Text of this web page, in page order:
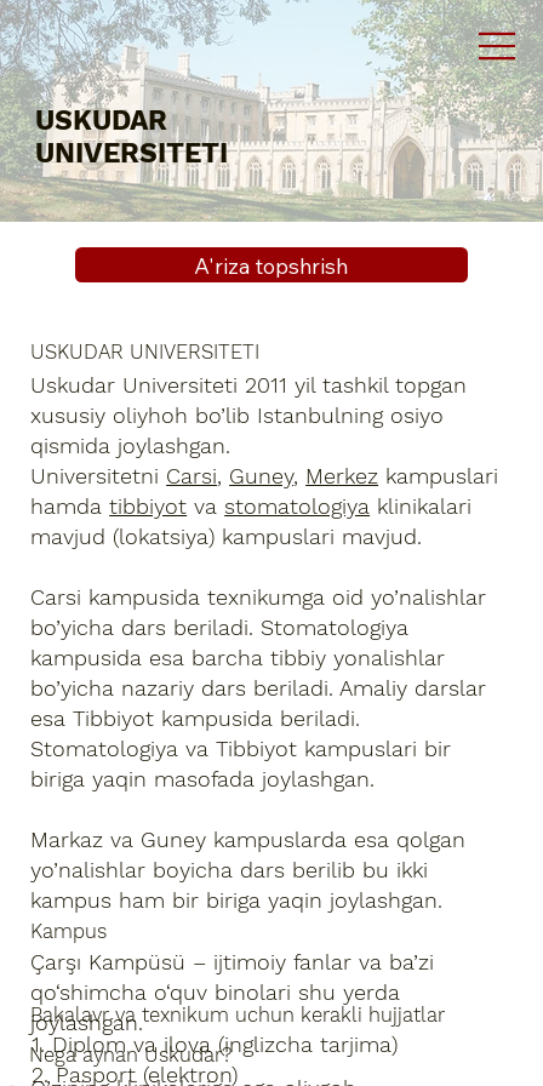
USKUDAR
UNIVERSITETI
USKUDAR UNIVERSITETI
Uskudar Universiteti 2011 yil tashkil topgan
xususiy oliyhoh bo’lib Istanbulning osiyo
qismida joylashgan.
Universitetni Carsi, Guney, Merkez kampuslari
hamdatibbiyot va stomatologiya klinikalari
mavjud (lokatsiya) kampuslari mavjud.
Carsi kampusida texnikumga oid yo’nalishlar
bo’yicha dars beriladi. Stomatologiya
kampusida esa barcha tibbiy yonalishlar
bo’yicha nazariy dars beriladi. Amaliy darslar
esa Tibbiyot kampusida beriladi.
Stomatologiya va Tibbiyot kampuslari bir
biriga yaqin masofada joylashgan.
Markaz va Guney kampuslarda esa qolgan
yo’nalishlar boyicha dars berilib bu ikki
kampus ham bir biriga yaqin joylashgan.
Kampus
Çarşı Kampüsü – ijtimoiy fanlar va ba’zi
qo‘shimcha o‘quv binolari shu yerda
joylashgan.
Nega aynan Uskudar?
A'riza topshrish
Bakalavr va texnikum uchun kerakli hujjatlar
1. Diplom va ilova (inglizcha tarjima)
2. Pasport (elektron)